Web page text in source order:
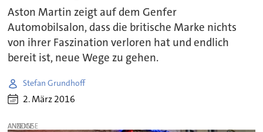
Aston Martin zeigt auf dem Genfer
Automobilsalon, dass die britische Marke nichts
von ihrer Faszination verloren hat und endlich
bereit ist, neue Wege zu gehen.
Stefan Grundhoff
2. März 2016
ANZEIGE